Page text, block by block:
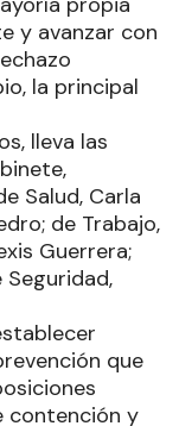
y avanzar con
la principal
lleva las
Salud, Carla
de Trabajo,
Guerrera;
que
contención y